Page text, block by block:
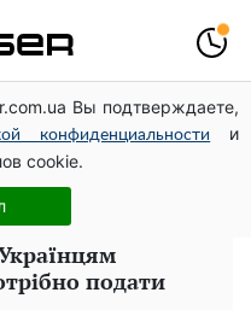
Вы подтверждаете,
конфиденциальности
и
cookie.
далеко не все: фронтмен
наступним
"принадами":
подати